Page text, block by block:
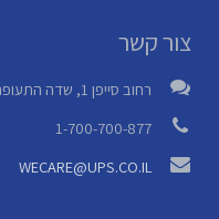
צור קשר
רחוב סייפן 1, שדה התעופה בן גוריון, 70100, ישראל
1-700-700-877
WECARE@UPS.CO.IL